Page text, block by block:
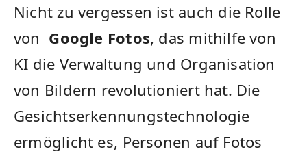
Nicht zu vergessen ist auch ⁢die Rolle⁤
von ⁤ Google ‌Fotos, das mithilfe von
⁣KI die Verwaltung und‍ Organisation
von Bildern revolutioniert hat. Die
Gesichtserkennungstechnologie
‍ermöglicht es,⁣ Personen auf Fotos